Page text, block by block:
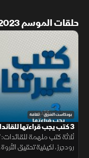
حلقات الموسم 2023
بودكاست الشرق ثقافة
3 كتب يجب قراءتها للقائدات النساء
ثلاثة كتب ملهمة للقائدات:
رودجرز، لكيفية تحقيق